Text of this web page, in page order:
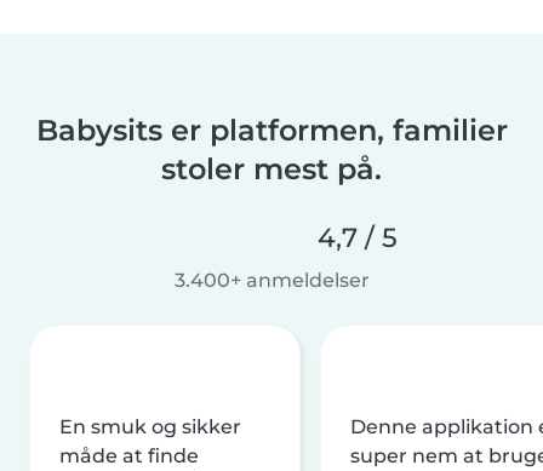
Babysits er platformen, familier
stoler mest på.
4,7 / 5
3.400+ anmeldelser
En smuk og sikker
måde at finde
Denne applikation
super nem at